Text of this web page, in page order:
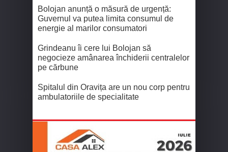
Bolojan anunță o măsură de urgență:
Guvernul va putea limita consumul de
energie al marilor consumatori
Grindeanu îi cere lui Bolojan să
negocieze amânarea închiderii centralelor
pe cărbune
Spitalul din Oravița are un nou corp pentru
ambulatoriile de specialitate